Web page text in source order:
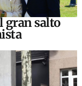
gran salto